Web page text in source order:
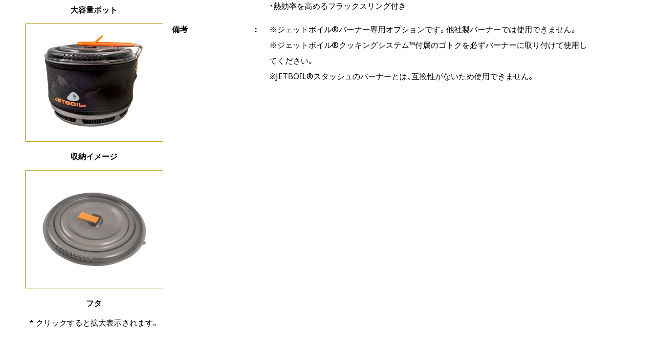
大容量ポット
収納イメージ
フタ
* クリックすると拡大表示されます。
・熱効率を高めるフラックスリング付き
備考
※ジェットボイル®バーナー専用オプションです。他社製バーナーでは使用できません。
※ジェットボイル®クッキングシステム™付属のゴトクを必ずバーナーに取り付けて使用し
てください。
※JETBOIL®スタッシュのバーナーとは、互換性がないため使用できません。